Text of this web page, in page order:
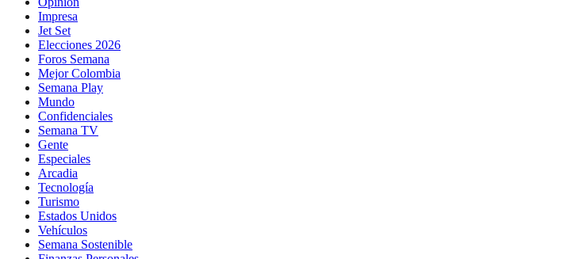
Impresa
Jet Set
Elecciones 2026
Foros Semana
Mejor Colombia
Semana Play
Mundo
Confidenciales
Semana TV
Gente
Especiales
Arcadia
Tecnología
Turismo
Estados Unidos
Vehículos
Semana Sostenible